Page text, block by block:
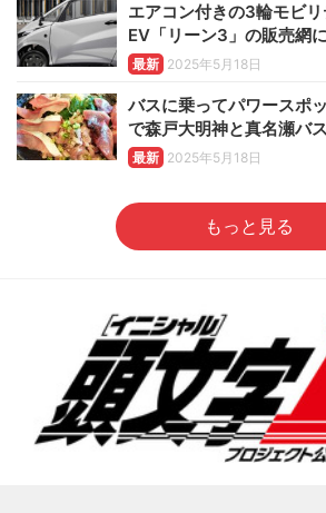
エアコン付きの3輪モビ
EV「リーン3」の販売網
最新 2025年5月18日
バスに乗ってパワースポ
で森戸大明神と真名瀬バ
最新 2025年5月18日
もっと見る